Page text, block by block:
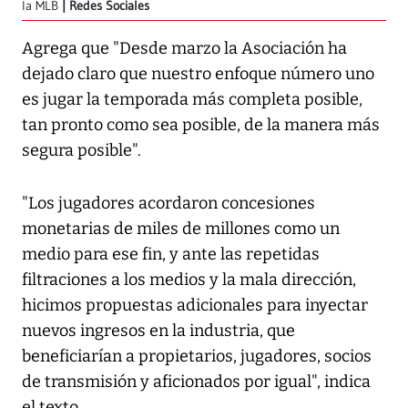
la MLB Redes Sociales
Agrega que "Desde marzo la Asociación ha
dejado claro que nuestro enfoque número uno
es jugar la temporada más completa posible,
tan pronto como sea posible, de la manera más
segura posible".
"Los jugadores acordaron concesiones
monetarias de miles de millones como un
medio para ese fin, y ante las repetidas
filtraciones a los medios y la mala dirección,
hicimos propuestas adicionales para inyectar
nuevos ingresos en la industria, que
beneficiarían a propietarios, jugadores, socios
de transmisión y aficionados por igual", indica